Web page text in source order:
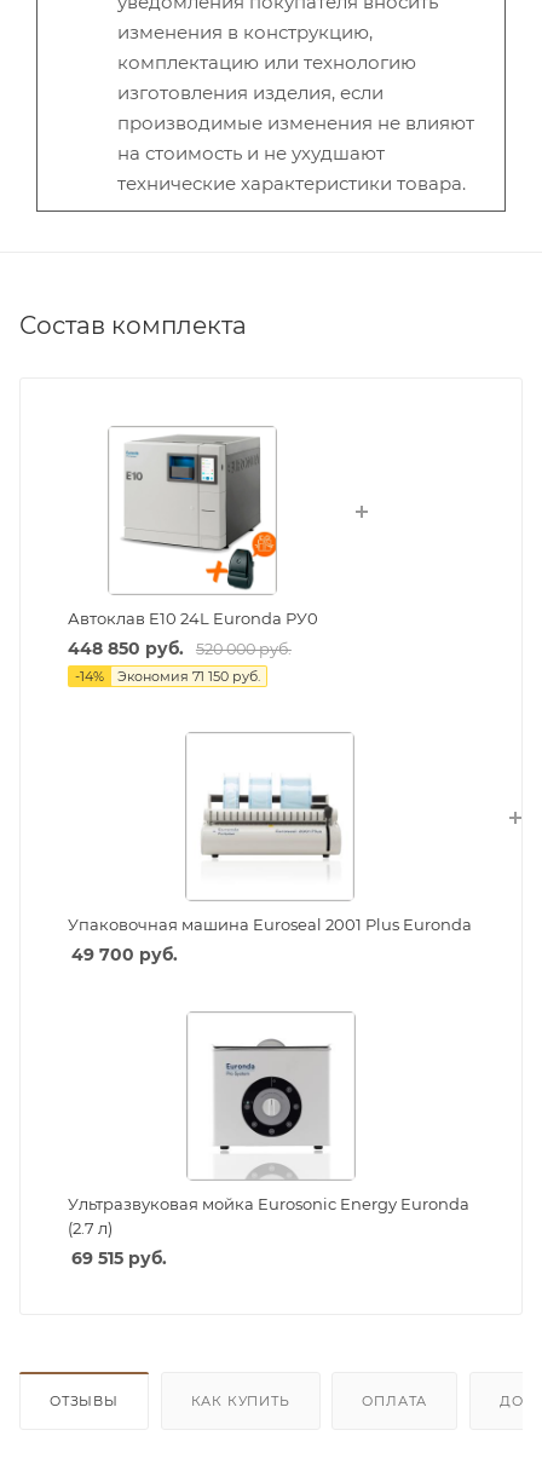
изменения в конструкцию,
комплектацию или технологию
изготовления изделия, если
производимые изменения не влияют
на стоимость и не ухудшают
технические характеристики товара.
Состав комплекта
Автоклав E10 24L Euronda РУ0
448 850 руб. 520 000 руб.
-14% Экономия 71 150 руб.
Упаковочная машина Euroseal 2001 Plus Euronda
49 700 руб.
Ультразвуковая мойка Eurosonic Energy Euronda
(2.7 л)
69 515 руб.
ОТЗЫВЫ КАК КУПИТЬ ОПЛАТА